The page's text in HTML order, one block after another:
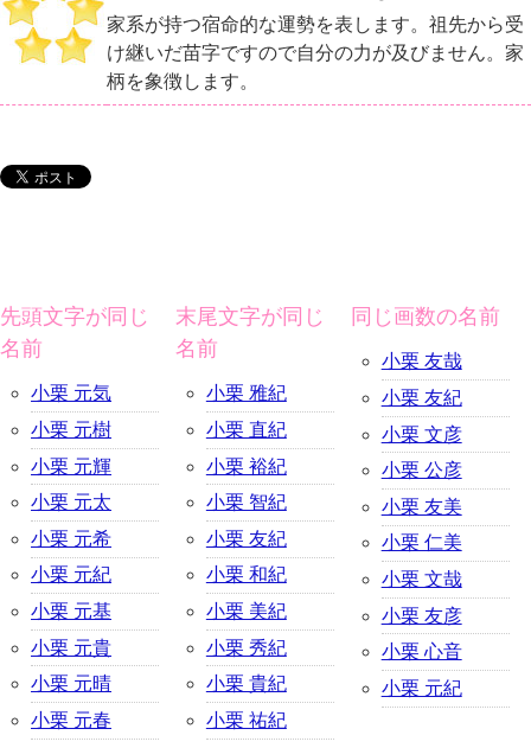
家系が持つ宿命的な運勢を表します。祖先から受
け継いだ苗字ですので自分の力が及びません。家
柄を象徴します。
先頭文字が同じ
名前
小栗 元気
小栗 元樹
小栗 元輝
小栗 元太
小栗 元希
小栗 元紀
小栗 元基
小栗 元貴
小栗 元晴
小栗 元春
末尾文字が同じ
名前
小栗 雅紀
小栗 直紀
小栗 裕紀
小栗 智紀
小栗 友紀
小栗 和紀
小栗 美紀
小栗 秀紀
小栗 貴紀
小栗 祐紀
同じ画数の名前
小栗 友哉
小栗 友紀
小栗 文彦
小栗 公彦
小栗 友美
小栗 仁美
小栗 文哉
小栗 友彦
小栗 心音
小栗 元紀